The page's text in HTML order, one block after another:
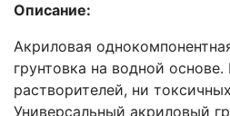
Описание:
Акриловая
грунтовка на водной
растворителей, ни
Универсальный акриловый